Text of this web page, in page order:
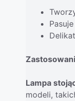
Lampa
modeli,